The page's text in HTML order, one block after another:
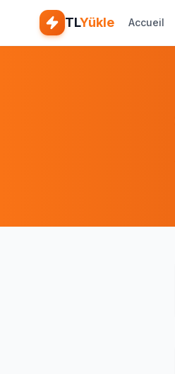
TLYükle Accueil